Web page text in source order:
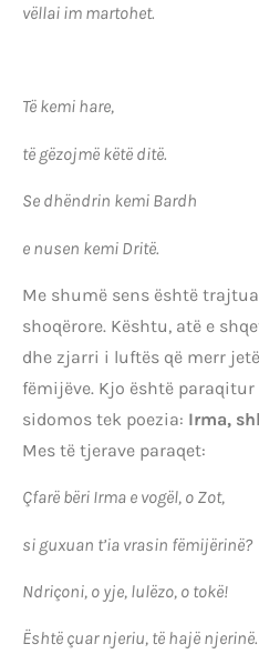
vëllai im martohet.
Të kemi hare,
të gëzojmë këtë ditë.
Se dhëndrin kemi Bardh
e nusen kemi Dritë.
Me shumë sens është
shoqërore. Kështu, atë e
dhe zjarri i luftës që merr
fëmijëve. Kjo është
sidomos tek poezia: Irma,
Mes të tjerave paraqet:
Çfarë bëri Irma e vogël, o Zot,
si guxuan t’ia vrasin fëmijërinë?
Ndriçoni, o yje, lulëzo, o tokë!
Është çuar njeriu, të hajë njerinë.